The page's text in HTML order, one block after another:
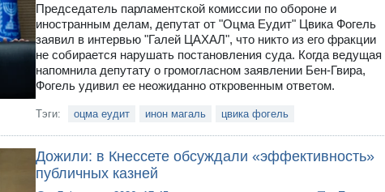
Председатель парламентской комиссии по обороне и
иностранным делам, депутат от "Оцма Еудит" Цвика Фогель
заявил в интервью "Галей ЦАХАЛ", что никто из его фракции
не собирается нарушать постановления суда. Когда ведущая
напомнила депутату о громогласном заявлении Бен-Гвира,
Фогель удивил ее неожиданно откровенным ответом.
Тэги: оцма еудит инон магаль цвика фогель
Дожили: в Кнессете обсуждали «эффективность»
публичных казней